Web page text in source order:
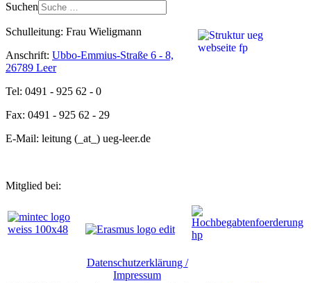
Suchen
Schulleitung: Frau Wieligmann
Anschrift: Ubbo-Emmius-Straße 6 - 8,
26789 Leer
Tel: 0491 - 925 62 - 0
Fax: 0491 - 925 62 - 29
E-Mail: leitung (_at_) ueg-leer.de
Mitglied bei:
Datenschutzerklärung /
Impressum